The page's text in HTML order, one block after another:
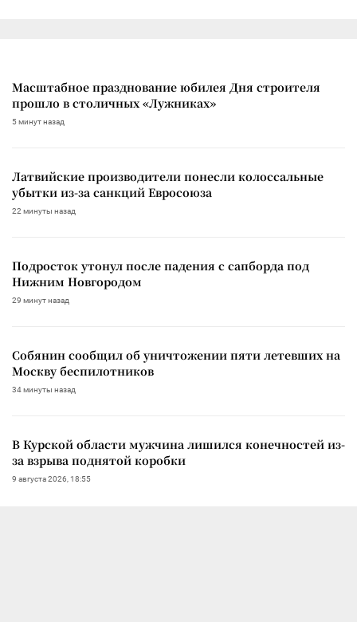
Масштабное празднование юбилея Дня строителя
прошло в столичных «Лужниках»
5 минут назад
Латвийские производители понесли колоссальные
убытки из-за санкций Евросоюза
22 минуты назад
Подросток утонул после падения с сапборда под
Нижним Новгородом
29 минут назад
Собянин сообщил об уничтожении пяти летевших на
Москву беспилотников
34 минуты назад
В Курской области мужчина лишился конечностей из-
за взрыва поднятой коробки
9 августа 2026, 18:55